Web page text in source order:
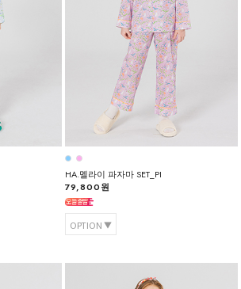
HA.멜라이 파자마 SET_PI
79,800원
OPTION